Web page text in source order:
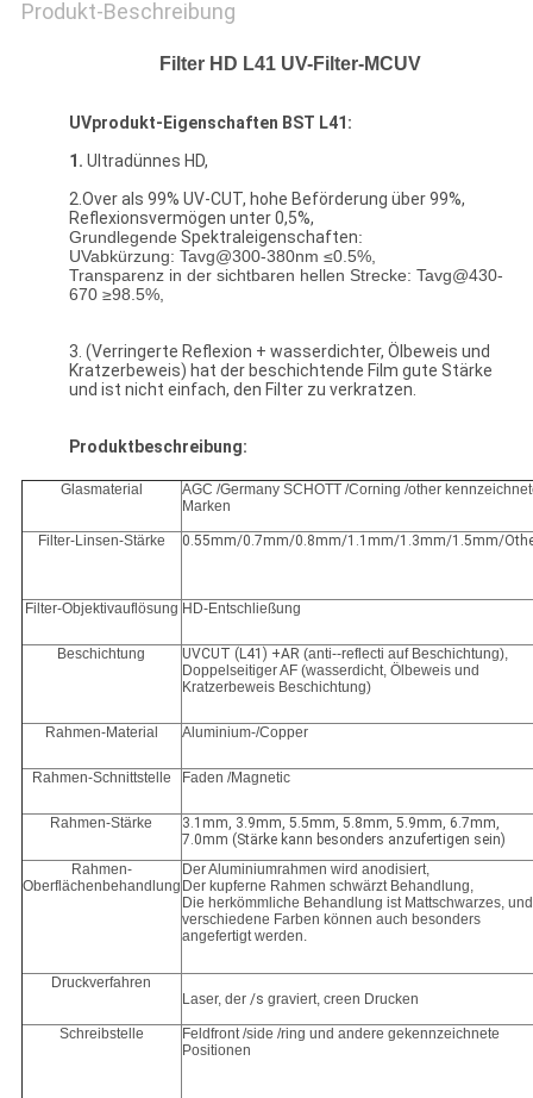
Produkt-Beschreibung
Filter HD L41 UV-Filter-MCUV
UVprodukt-Eigenschaften BST L41:
1. Ultradünnes HD,
2.Over als 99% UV-CUT, hohe Beförderung über 99%,
Reflexionsvermögen unter 0,5%,
Grundlegende Spektraleigenschaften:
UVabkürzung: Tavg@300-380nm ≤0.5%,
Transparenz in der sichtbaren hellen Strecke: Tavg@430-
670 ≥98.5%,
3. (Verringerte Reflexion + wasserdichter, Ölbeweis und
Kratzerbeweis) hat der beschichtende Film gute Stärke
und ist nicht einfach, den Filter zu verkratzen.
Produktbeschreibung:
Glasmaterial
AGC /Germany SCHOTT /Corning /other
Marken
Filter-Linsen-Stärke 0.55mm/0.7mm/0.8mm/1.1mm/1.3mm/1.5mm/
Filter-Objektivauflösung HD-Entschließung
Beschichtung UVCUT (L41) +AR (anti--reflecti auf Beschichtung),
Doppelseitiger AF (wasserdicht, Ölbeweis und
Kratzerbeweis Beschichtung)
Rahmen-Material Aluminium-/Copper
Rahmen-Schnittstelle Faden /Magnetic
Rahmen-Stärke
3.1mm, 3.9mm, 5.5mm, 5.8mm, 5.9mm, 6.7mm,
7.0mm (Stärke kann besonders anzufertigen sein)
Rahmen-
Oberflächenbehandlung
Der Aluminiumrahmen wird anodisiert,
Der kupferne Rahmen schwärzt Behandlung,
Die herkömmliche Behandlung ist Mattschwarzes, und
verschiedene Farben können auch besonders
angefertigt werden.
Druckverfahren
Laser, der/s graviert, creen Drucken
Schreibstelle
Feldfront /side /ring und andere gekennzeichnete
Positionen